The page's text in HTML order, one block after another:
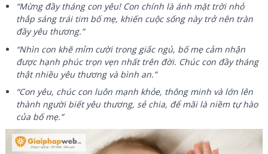
“Mừng đầy tháng con yêu! Con chính là ánh mặt trời nhỏ
thắp sáng trái tim bố mẹ, khiến cuộc sống này trở nên tràn
đầy yêu thương.”
“Nhìn con khẽ mỉm cười trong giấc ngủ, bố mẹ cảm nhận
được hạnh phúc trọn vẹn nhất trên đời. Chúc con đầy tháng
thật nhiều yêu thương và bình an.”
“Con yêu, chúc con luôn mạnh khỏe, thông minh và lớn lên
thành người biết yêu thương, sẻ chia, để mãi là niềm tự hào
của bố mẹ.”